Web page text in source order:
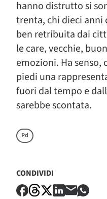
hanno distrutto si
trenta, chi dieci anni
ben retribuita dai
le care, vecchie,
emozioni. Ha senso,
piedi una
fuori dal tempo e
sarebbe scontata.
Pd
CONDIVIDI